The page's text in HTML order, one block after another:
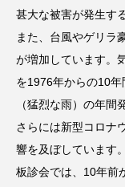
甚大な被害が発生す
また、台風やゲリラ
が増加しています。
を1976年からの10
（猛烈な雨）の年間
さらには新型コロナ
響を及ぼしています。
板診会では、10年前